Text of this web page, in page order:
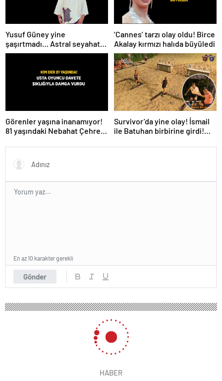
Yusuf Güney yine
şaşırtmadı… Astral seyahat
ve uzaylılardan sonra şimdi
‘Cannes’ tarzı olay oldu! Birce
Akalay kırmızı halıda büyüledi
Görenler yaşına inanamıyor!
81 yaşındaki Nebahat Çehre
Survivor’da yine olay! İsmail
ile Batuhan birbirine girdi!
Gönder
En az 10 karakter gerekli
HABER